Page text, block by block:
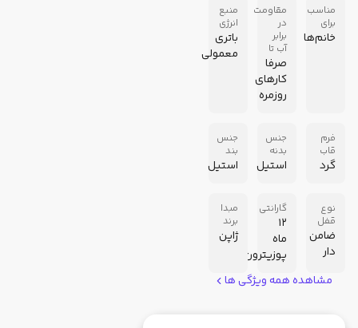
مناسب
برای
خانم‌ها
مقاومت
در
برابر
آب تا
صرفا
کارهای
روزمره
منبع
انرژی
باتری
معمولی
فرم
قاب
گرد
جنس
بدنه
استیل
جنس
بند
استیل
نوع
قفل
ضامن
دار
گارانتی
12
ماه
پوزیترون
مبدا
برند
ژاپن
مشاهده همه ویژگی ها